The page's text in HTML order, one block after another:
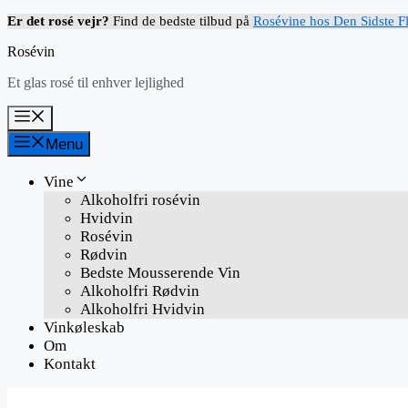
Hop
indhold
Er det rosé vejr? Find de bedste tilbud på Rosévine hos Den Sidste
Rosévin
Et glas rosé til enhver lejlighed
Menu
Vine
Alkoholfri rosévin
Hvidvin
Rosévin
Rødvin
Bedste Mousserende Vin
Alkoholfri Rødvin
Alkoholfri Hvidvin
Vinkøleskab
Om
Kontakt